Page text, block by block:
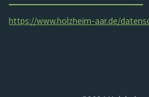
https://www.holzheim-aar.de/